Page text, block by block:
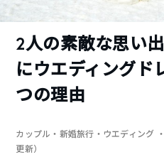
2人の素敵な思い
にウエディングド
つの理由
カップル・新婚旅行・ウエディング
更新）